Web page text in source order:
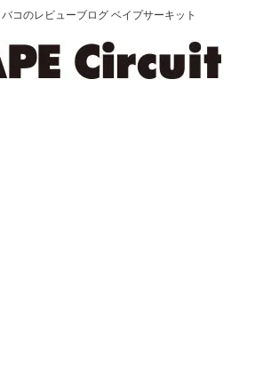
コのレビューブログ ベイプサーキット